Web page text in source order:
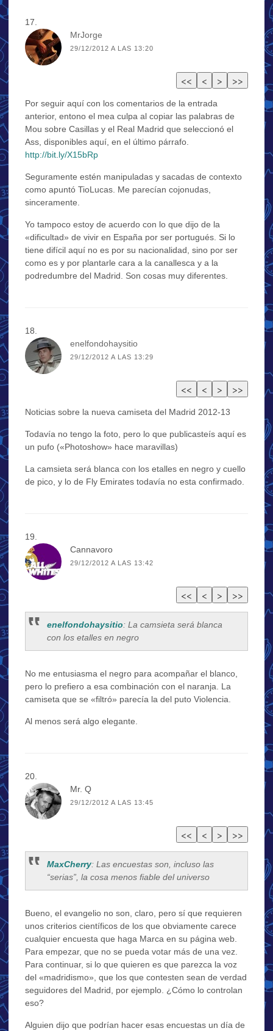
MrJorge
29/12/2012 A LAS 13:20
Por seguir aquí con los comentarios de la entrada
anterior, entono el mea culpa al copiar las palabras de
Mou sobre Casillas y el Real Madrid que seleccionó el
Ass, disponibles aquí, en el último párrafo.
http://bit.ly/X15bRp
Seguramente estén manipuladas y sacadas de contexto
como apuntó TioLucas. Me parecían cojonudas,
sinceramente.
Yo tampoco estoy de acuerdo con lo que dijo de la
«dificultad» de vivir en España por ser portugués. Si lo
tiene difícil aquí no es por su nacionalidad, sino por ser
como es y por plantarle cara a la canallesca y a la
podredumbre del Madrid. Son cosas muy diferentes.
enelfondohaysitio
29/12/2012 A LAS 13:29
Noticias sobre la nueva camiseta del Madrid 2012-13
Todavía no tengo la foto, pero lo que publicasteís aquí es
un pufo («Photoshow» hace maravillas)
La camsieta será blanca con los etalles en negro y cuello
de pico, y lo de Fly Emirates todavía no esta confirmado.
Cannavoro
29/12/2012 A LAS 13:42
enelfondohaysitio: La camsieta será blanca
con los etalles en negro
No me entusiasma el negro para acompañar el blanco,
pero lo prefiero a esa combinación con el naranja. La
camiseta que se «filtró» parecía la del puto Violencia.
Al menos será algo elegante.
Mr. Q
29/12/2012 A LAS 13:45
MaxCherry: Las encuestas son, incluso las
“serias”, la cosa menos fiable del universo
Bueno, el evangelio no son, claro, pero sí que requieren
unos criterios científicos de los que obviamente carece
cualquier encuesta que haga Marca en su página web.
Para empezar, que no se pueda votar más de una vez.
Para continuar, si lo que quieren es que parezca la voz
del «madridismo», que los que contesten sean de verdad
seguidores del Madrid, por ejemplo. ¿Cómo lo controlan
eso?
Alguien dijo que podrían hacer esas encuestas un día de